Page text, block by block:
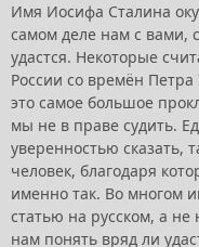
Имя Иосифа Сталина
самом деле нам с вами,
удастся. Некоторые
России со времён
это самое большое
мы не в праве судить.
уверенностью сказать,
человек, благодаря
именно так. Во многом
статью на русском, а
нам понять вряд ли